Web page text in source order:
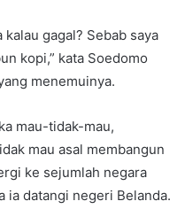
kalau gagal? Sebab saya
kopi,” kata Soedomo
menemuinya.
mau-tidak-mau,
mau asal membangun
ke sejumlah negara
ia datangi negeri Belanda.